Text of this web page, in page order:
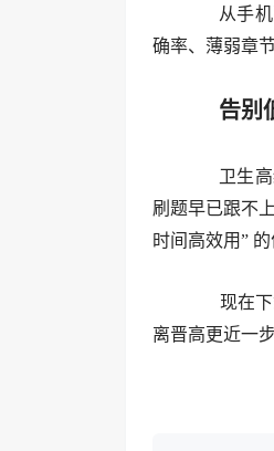
从手机
确率、薄弱章
告别
卫生高
刷题早已跟不
时间高效用” 的
现在下
离晋高更近一步